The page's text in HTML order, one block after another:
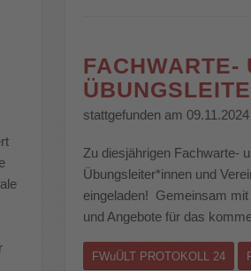
FACHWARTE-
stattgefunden am
Zu diesjährigen Fachwarte-
Übungsleiter*innen und
eingeladen! Gemeinsam
und Angebote für das
FWuÜLT PROTOKOLL 24